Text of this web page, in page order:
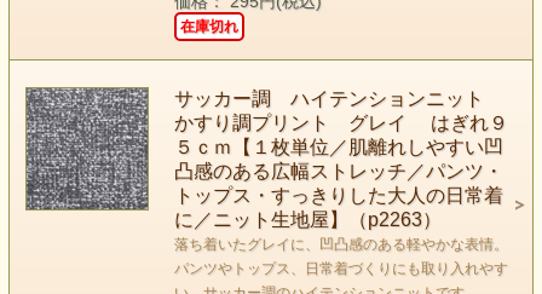
在庫切れ
サッカー調 ハイテンションニット
かすり調プリント グレイ はぎれ９
５ｃｍ【１枚単位／肌離れしやすい凹
凸感のある広幅ストレッチ／パンツ・
トップス・すっきりした大人の日常着
に／ニット生地屋】（p2263）
落ち着いたグレイに、凹凸感のある軽やかな表情。
パンツやトップス、日常着づくりにも取り入れやす